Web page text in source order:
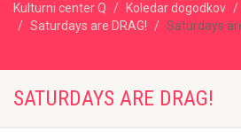
Kulturni center Q Koledar dogodkov
Saturdays are DRAG!
Saturdays
SATURDAYS ARE DRAG!